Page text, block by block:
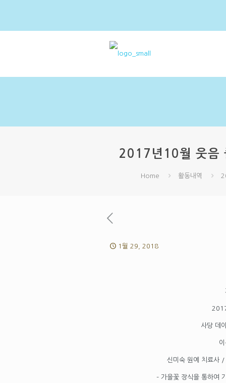
2017년10월 웃음
Home 활동내역
1월 29, 2018
사당 데
신미숙 원예 치료사 /
– 가을꽃 장식을 통하여